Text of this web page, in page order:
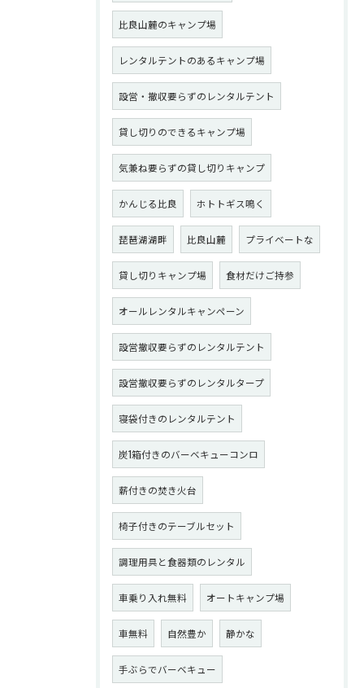
比良山麓のキャンプ場
レンタルテントのあるキャンプ場
設営・撤収要らずのレンタルテント
貸し切りのできるキャンプ場
気兼ね要らずの貸し切りキャンプ
かんじる比良 ホトトギス鳴く
琵琶湖湖畔 比良山麓 プライベートな
貸し切りキャンプ場 食材だけご持参
オールレンタルキャンペーン
設営撤収要らずのレンタルテント
設営撤収要らずのレンタルタープ
寝袋付きのレンタルテント
炭1箱付きのバーベキューコンロ
薪付きの焚き火台
椅子付きのテーブルセット
調理用具と食器類のレンタル
車乗り入れ無料 オートキャンプ場
車無料 自然豊か 静かな
手ぶらでバーベキュー